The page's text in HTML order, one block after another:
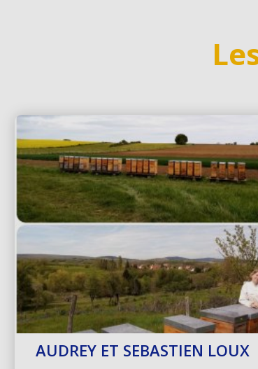
AUDREY ET SEBASTIEN LOUX